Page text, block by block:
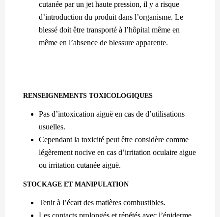
cutanée par un jet haute pression, il y a risque
d’introduction du produit dans l’organisme. Le
blessé doit être transporté à l’hôpital même en
même en l’absence de blessure apparente.
RENSEIGNEMENTS TOXICOLOGIQUES
Pas d’intoxication aiguë en cas de d’utilisations
usuelles.
Cependant la toxicité peut être considère comme
légèrement nocive en cas d’irritation oculaire aigue
ou irritation cutanée aiguë.
STOCKAGE ET MANIPULATION
Tenir à l’écart des matières combustibles.